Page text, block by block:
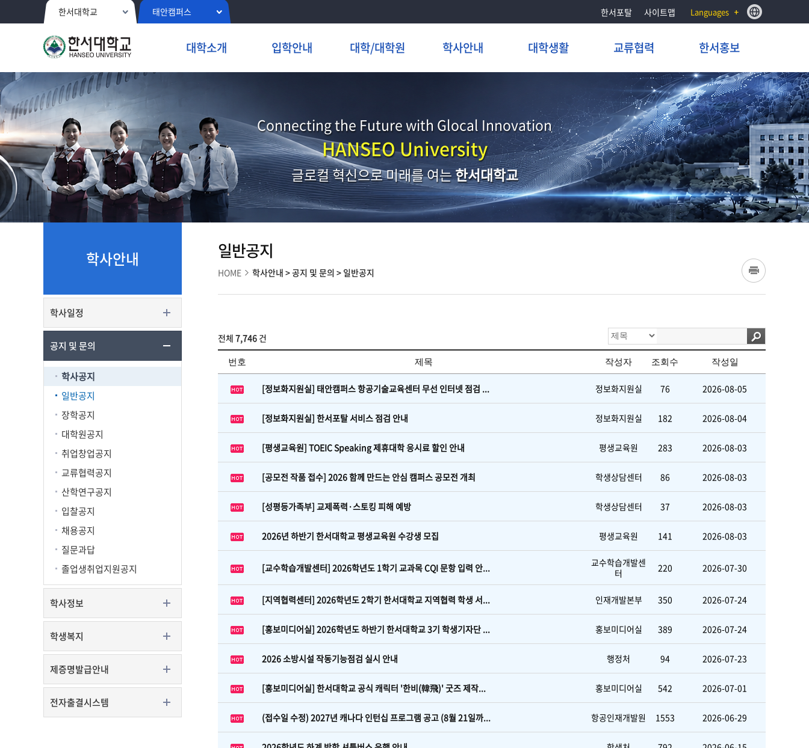
한서대학교 태안캠퍼스 한서포탈 사이트맵 Languages
대학소개 입학안내 대학/대학원 학사안내 대학생활 교류협력 한서홍보
Connecting the Future with Glocal Innovation
HANSEO University
글로컬 혁신으로 미래를 여는한서대학교
학사안내
학사일정
공지 및 문의
학사공지
일반공지
장학공지
대학원공지
취업창업공지
교류협력공지
산학연구공지
입찰공지
채용공지
질문과답
졸업생취업지원공지
학사정보
학생복지
제증명발급안내
전자출결시스템
일반공지
HOME 학사안내 >공지 및 문의 > 일반공지
전체 7,746 건
번호 제목 작성자 조회수 작성일
[정보화지원실] 태안캠퍼스 항공기술교육센터 무선 인터넷 점검 ... 정보화지원실 76 2026-08-05
[정보화지원실] 한서포탈 서비스 점검 안내 정보화지원실 182 2026-08-04
[평생교육원] TOEIC Speaking 제휴대학 응시료 할인 안내 평생교육원 283 2026-08-03
[공모전 작품 접수] 2026 함께 만드는 안심 캠퍼스 공모전 개최 학생상담센터 86 2026-08-03
[성평등가족부] 교제폭력·스토킹 피해 예방 학생상담센터 37 2026-08-03
2026년 하반기 한서대학교 평생교육원 수강생 모집 평생교육원 141 2026-08-03
[교수학습개발센터] 2026학년도 1학기 교과목 CQI 문항 입력 안...
교수학습개발센
터
220 2026-07-30
[지역협력센터] 2026학년도 2학기 한서대학교 지역협력 학생 서... 인재개발본부 350 2026-07-24
[홍보미디어실] 2026학년도 하반기 한서대학교 3기 학생기자단 ... 홍보미디어실 389 2026-07-24
2026 소방시설 작동기능점검 실시 안내 행정처 94 2026-07-23
[홍보미디어실] 한서대학교 공식 캐릭터 '한비(韓飛)' 굿즈 제작... 홍보미디어실 542 2026-07-01
(접수일 수정) 2027년 캐나다 인턴십 프로그램 공고 (8월 21일까... 항공인재개발원 1553 2026-06-29